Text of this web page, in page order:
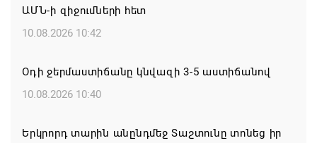
ԱՄՆ-ի զիջումների հետ
10.08.2026 10:42
Օդի ջերմաստիճանը կնվազի 3-5 աստիճանով
10.08.2026 10:40
Երկրորդ տարին անընդմեջ Տաշտունը տոնեց իր